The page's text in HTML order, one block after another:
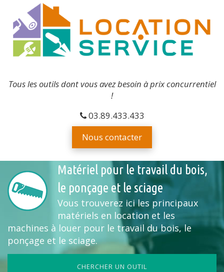
Tous les outils dont vous avez besoin à prix concurrentiel
!
03.89.433.433
Nous contacter
Matériel pour le travail du bois,
le ponçage et le sciage
Vous trouverez ici les principaux
matériels en location et les
machines à louer pour le travail du bois, le
ponçage et le sciage.
CHERCHER UN OUTIL